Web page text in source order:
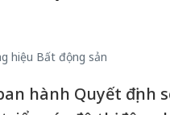
hiệu Bất động sản
hành Quyết định